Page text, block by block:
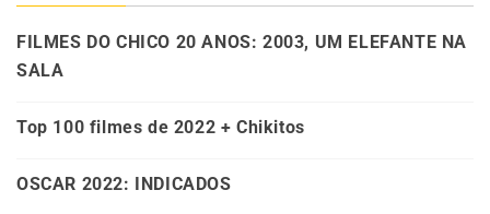
FILMES DO CHICO 20 ANOS: 2003, UM ELEFANTE NA
SALA
Top 100 filmes de 2022 + Chikitos
OSCAR 2022: INDICADOS